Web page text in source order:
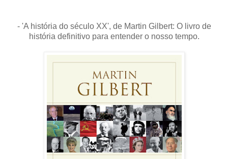
- 'A história do século XX', de Martin Gilbert: O livro de
história definitivo para entender o nosso tempo.